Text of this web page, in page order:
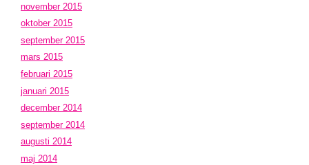
november 2015
oktober 2015
september 2015
mars 2015
februari 2015
januari 2015
december 2014
september 2014
augusti 2014
maj 2014